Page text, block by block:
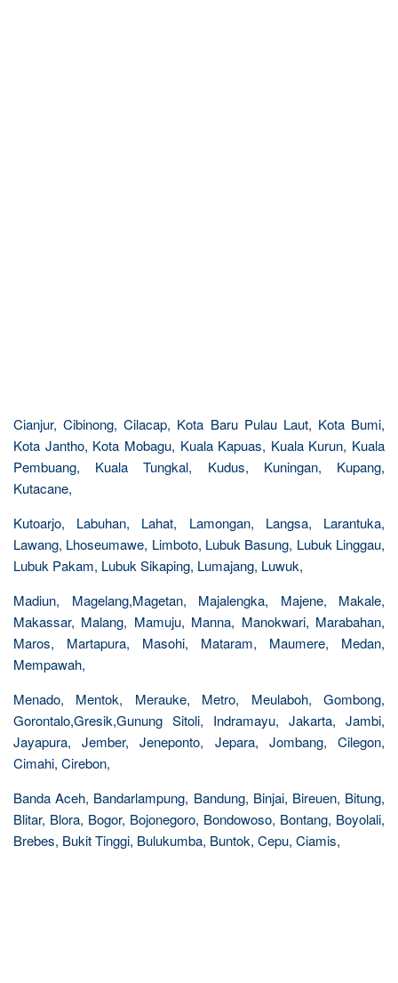
Cianjur, Cibinong, Cilacap, Kota Baru Pulau Laut, Kota Bumi,
Kota Jantho, Kota Mobagu, Kuala Kapuas, Kuala Kurun, Kuala
Pembuang, Kuala Tungkal, Kudus, Kuningan, Kupang,
Kutacane,
Kutoarjo, Labuhan, Lahat, Lamongan, Langsa, Larantuka,
Lawang, Lhoseumawe, Limboto, Lubuk Basung, Lubuk Linggau,
Lubuk Pakam, Lubuk Sikaping, Lumajang, Luwuk,
Madiun, Magelang,Magetan, Majalengka, Majene, Makale,
Makassar, Malang, Mamuju, Manna, Manokwari, Marabahan,
Maros, Martapura, Masohi, Mataram, Maumere, Medan,
Mempawah,
Menado, Mentok, Merauke, Metro, Meulaboh, Gombong,
Gorontalo,Gresik,Gunung Sitoli, Indramayu, Jakarta, Jambi,
Jayapura, Jember, Jeneponto, Jepara, Jombang, Cilegon,
Cimahi, Cirebon,
Banda Aceh, Bandarlampung, Bandung, Binjai, Bireuen, Bitung,
Blitar, Blora, Bogor, Bojonegoro, Bondowoso, Bontang, Boyolali,
Brebes, Bukit Tinggi, Bulukumba, Buntok, Cepu, Ciamis,